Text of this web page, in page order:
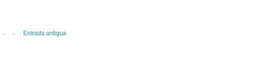
Entrada antigua